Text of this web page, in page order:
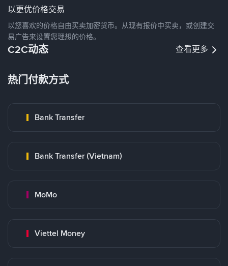
以更优价格交易
以您喜欢的价格自由买卖加密货币。从现有报价中买卖，或创建交
易广告来设置您理想的价格。
C2C动态 查看更多
热门付款方式
Bank Transfer
Bank Transfer (Vietnam)
MoMo
Viettel Money